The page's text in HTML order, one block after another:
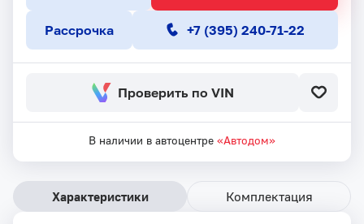
Рассрочка +7 (395) 240-71-22
Проверить по VIN
В наличии в автоцентре «Автодом»
Характеристики Комплектация